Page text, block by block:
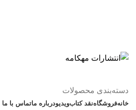
دسته‌بندی محصولات
خانهفروشگاهنقد کتابویدیودرباره‌ ماتماس با ما